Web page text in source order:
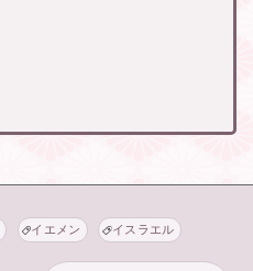
イエメン イスラエル